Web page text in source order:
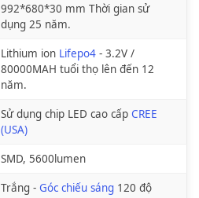
992*680*30 mm Thời gian sử
dụng 25 năm.
Lithium ion Lifepo4 - 3.2V /
80000MAH tuổi thọ lên đến 12
năm.
Sử dụng chip LED cao cấp CREE
(USA)
SMD, 5600lumen
Trắng - Góc chiếu sáng 120 độ